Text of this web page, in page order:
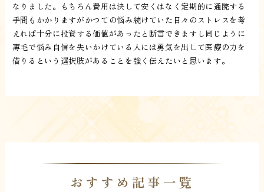
なりました。もちろん費用は決して安くはなく定期的に通院する
手間もかかりますがかつての悩み続けていた日々のストレスを考
えれば十分に投資する価値があったと断言できますし同じように
薄毛で悩み自信を失いかけている人には勇気を出して医療の力を
借りるという選択肢があることを強く伝えたいと思います。
おすすめ記事一覧